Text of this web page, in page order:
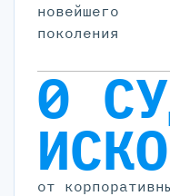
новейшего
поколения
0
от